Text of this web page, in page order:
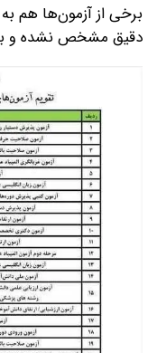
برخی از آزمون‌ها هم
دقیق مشخص نشده و